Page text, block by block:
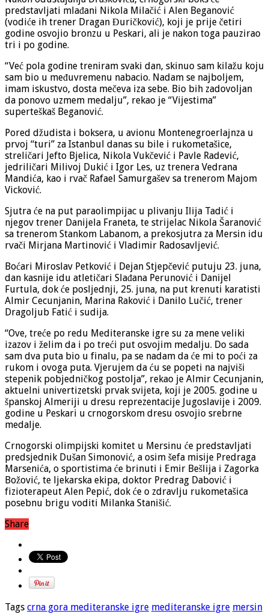
predstavljati mlađani Nikola Milačić i Alen Beganović
(vodiće ih trener Dragan Đuričković), koji je prije četiri
godine osvojio bronzu u Peskari, ali je nakon toga pauzirao
tri i po godine.
“Već pola godine treniram svaki dan, skinuo sam kilažu koju
sam bio u međuvremenu nabacio. Nadam se najboljem,
imam iskustvo, dosta mečeva iza sebe. Bio bih zadovoljan
da ponovo uzmem medalju”, rekao je “Vijestima”
superteškaš Beganović.
Pored džudista i boksera, u avionu Montenegroerlajnza u
prvoj “turi” za Istanbul danas su bile i rukometašice,
streličari Jefto Bjelica, Nikola Vukčević i Pavle Radević,
jedriličari Milivoj Dukić i Igor Les, uz trenera Vedrana
Mandića, kao i rvač Rafael Samurgašev sa trenerom Majom
Vicković.
Sjutra će na put paraolimpijac u plivanju Ilija Tadić i
njegov trener Danijela Franeta, te strijelac Nikola Šaranović
sa trenerom Stankom Labanom, a prekosjutra za Mersin idu
rvači Mirjana Martinović i Vladimir Radosavljević.
Boćari Miroslav Petković i Dejan Stjepčević putuju 23. juna,
dan kasnije idu atletičari Slađana Perunović i Danijel
Furtula, dok će posljednji, 25. juna, na put krenuti karatisti
Almir Cecunjanin, Marina Raković i Danilo Lučić, trener
Dragoljub Fatić i sudija.
“Ove, treće po redu Mediteranske igre su za mene veliki
izazov i želim da i po treći put osvojim medalju. Do sada
sam dva puta bio u finalu, pa se nadam da će mi to poći za
rukom i ovoga puta. Vjerujem da ću se popeti na najviši
stepenik pobjedničkog postolja”, rekao je Almir Cecunjanin,
aktuelni univertizetski prvak svijeta, koji je 2005. godine u
španskoj Almeriji u dresu reprezentacije Jugoslavije i 2009.
godine u Peskari u crnogorskom dresu osvojio srebrne
medalje.
Crnogorski olimpijski komitet u Mersinu će predstavljati
predsjednik Dušan Simonović, a osim šefa misije Predraga
Marsenića, o sportistima će brinuti i Emir Bešlija i Zagorka
Božović, te ljekarska ekipa, doktor Predrag Dabović i
fizioterapeut Alen Pepić, dok će o zdravlju rukometašica
posebnu brigu voditi Milanka Stanišić.
Share
Tags crna gora mediteranske igre mediteranske igre mersin